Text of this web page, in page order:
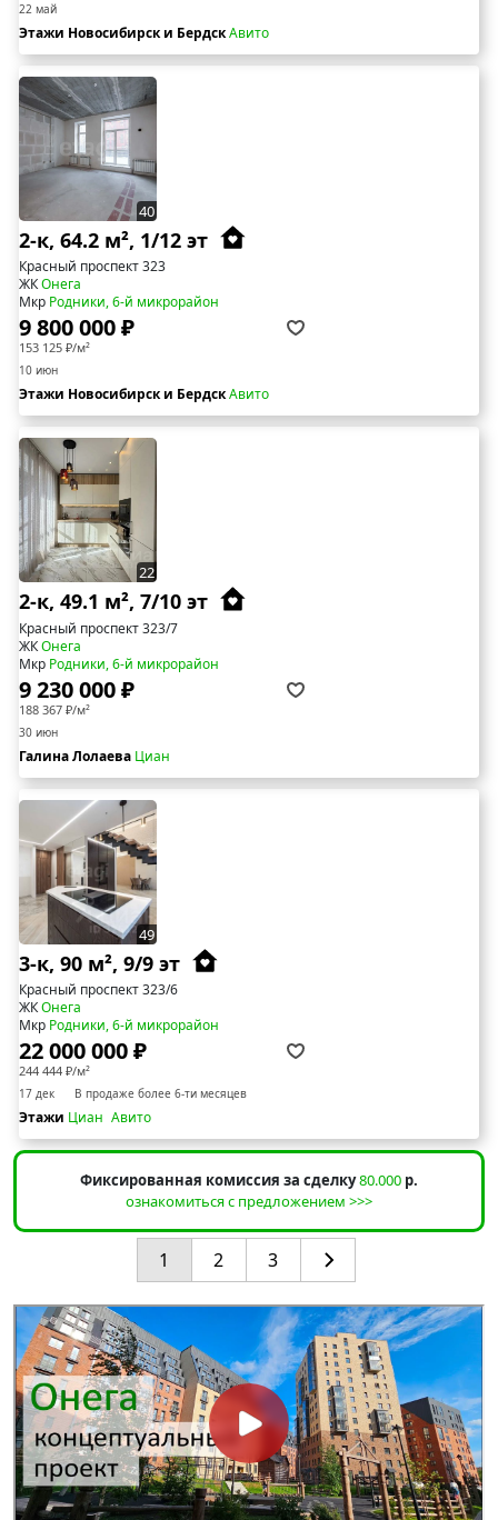
22 май
Этажи Новосибирск и БердскАвито
40
2-к, 64.2 м², 1/12 эт
Красный проспект 323
ЖКОнега
Мкр Родники, 6-й микрорайон
9 800 000 ₽
153 125 ₽/м²
10 июн
Этажи Новосибирск и БердскАвито
22
2-к, 49.1 м², 7/10 эт
Красный проспект 323/7
ЖКОнега
Мкр Родники, 6-й микрорайон
9 230 000 ₽
188 367 ₽/м²
30 июн
Галина Лолаева Циан
49
3-к, 90 м², 9/9 эт
Красный проспект 323/6
ЖКОнега
Мкр Родники, 6-й микрорайон
22 000 000 ₽
244 444 ₽/м²
17 дек В продаже более 6-ти месяцев
Этажи Циан Авито
Фиксированная комиссия за сделку80.000 р.
ознакомиться с предложением >>>
1 2 3